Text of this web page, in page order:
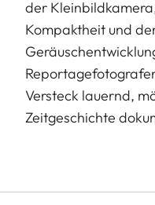
der
Kompaktheit und
Versteck lauernd,
Zeitgeschichte